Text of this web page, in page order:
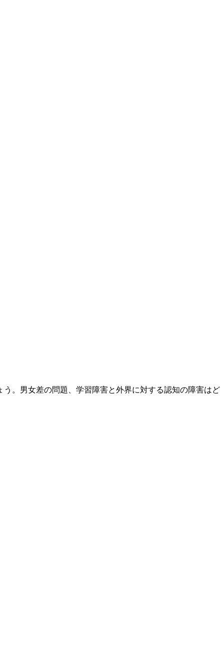
。男女差の問題、学習障害と外界に対する認知の障害はど